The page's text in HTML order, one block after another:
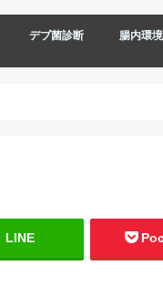
デブ菌診断 腸内環
LINE